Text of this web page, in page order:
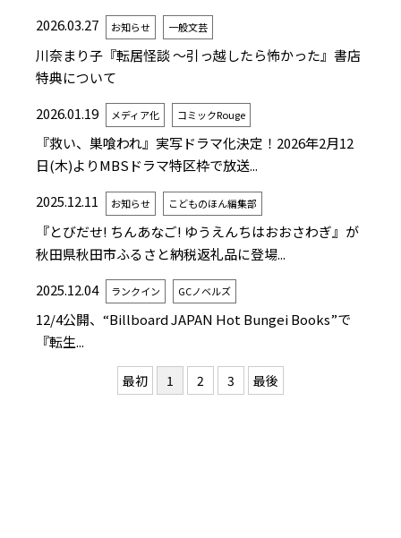
2026.03.27
お知らせ 一般文芸
川奈まり子『転居怪談 ～引っ越したら怖かった』書店
特典について
2026.01.19
メディア化 コミックRouge
『救い、巣喰われ』実写ドラマ化決定！2026年2月12
日(木)よりMBSドラマ特区枠で放送...
2025.12.11
お知らせ こどものほん編集部
『とびだせ! ちんあなご! ゆうえんちはおおさわぎ』が
秋田県秋田市ふるさと納税返礼品に登場...
2025.12.04
ランクイン GCノベルズ
12/4公開、“Billboard JAPAN Hot Bungei Books”で
『転生...
最初 1 2 3 最後